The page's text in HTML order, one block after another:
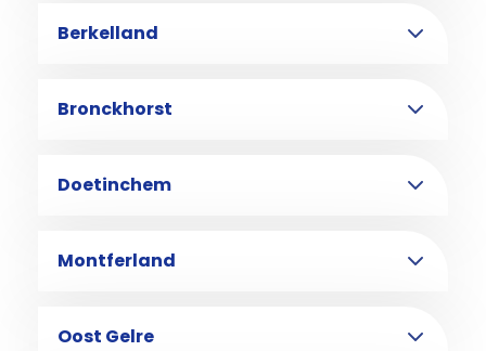
Berkelland
Bronckhorst
Doetinchem
Montferland
Oost Gelre